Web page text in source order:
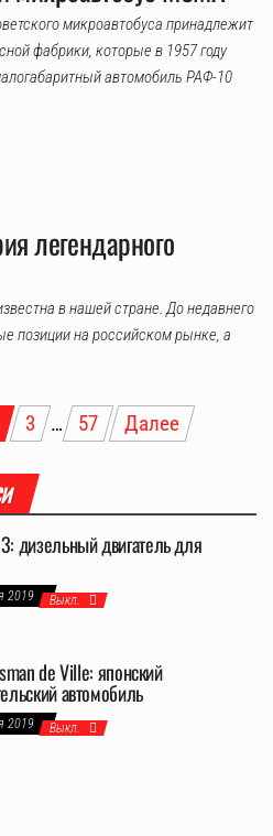
микроавтобуса принадлежит
фабрики, которые в 1957 году
автомобиль РАФ-10
легендарного
в нашей стране. До недавнего
позиции на российском рынке, а
3 … 57 Далее
дизельный двигатель для
2019 Выкл.
de Ville: японский
автомобиль
2019 Выкл.